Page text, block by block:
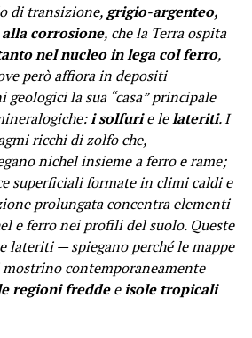
di transizione, grigio-argenteo,
corrosione, che la Terra ospita
nel nucleo in lega col ferro,
però affiora in depositi
la sua “casa” principale
i solfurie lelateriti. I
ricchi di zolfo che,
nichel insieme a ferro e rame;
superficiali formate in climi caldi e
prolungata concentra elementi
e ferro nei profili del suolo. Queste
lateriti — spiegano perché le mappe
contemporaneamente
regioni freddeeisole tropicali